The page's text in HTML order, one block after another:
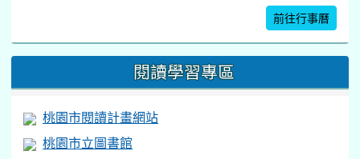
前往行事曆
閱讀學習專區
桃園市閱讀計畫網站
桃園市立圖書館